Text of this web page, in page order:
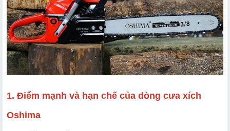
2.1 Máy cưa xích Oshima 5900
2.2 May cua xich Oshima 688
2.3 Máy cưa Oshima CMI 40
1. Điểm mạnh và hạn chế của dòng cưa xích
Oshima